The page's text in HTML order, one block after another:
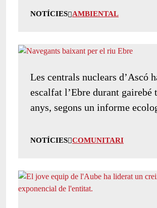
NOTÍCIES AMBIENTAL
Les centrals nuclears d’Ascó
escalfat l’Ebre durant gairebé
anys, segons un informe
NOTÍCIES COMUNITARI